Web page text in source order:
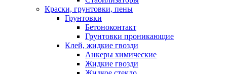
Краски, грунтовки, пены
Грунтовки
Бетоноконтакт
Грунтовки проникающие
Клей, жидкие гвозди
Анкеры химические
Жидкие гвозди